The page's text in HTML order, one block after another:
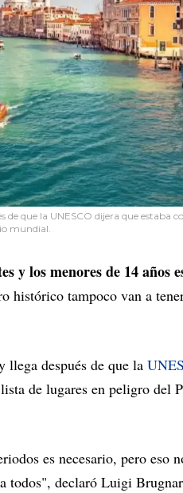
que la UNESCO dijera que estaba
mundial.
y los menores de 14 años
histórico tampoco van a
llega después de que la
de lugares en peligro del
es necesario, pero eso
todos", declaró Luigi